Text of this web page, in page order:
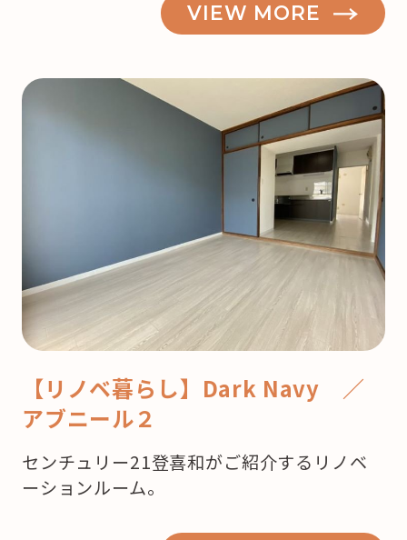
VIEW MORE
【リノベ暮らし】Dark Navy ／
アブニール２
センチュリー21登喜和がご紹介するリノベ
ーションルーム。